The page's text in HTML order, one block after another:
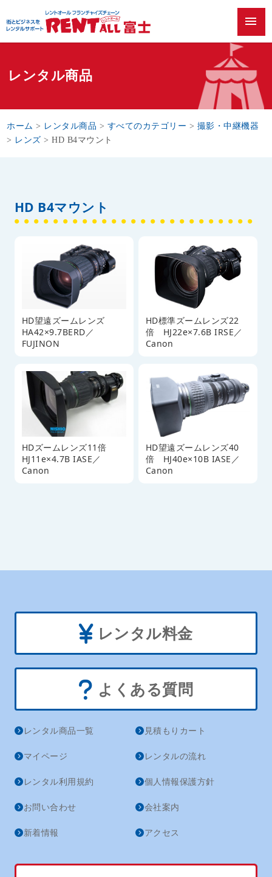
menu
レンタル商品
ホーム > レンタル商品 > すべてのカテゴリー > 撮影・中継機器
> レンズ >HD B4マウント
HD B4マウント
HD望遠ズームレンズ
HA42×9.7BERD／
FUJINON
HD標準ズームレンズ22
倍 HJ22e×7.6B IRSE／
Canon
HDズームレンズ11倍
HJ11e×4.7B IASE／
Canon
HD望遠ズームレンズ40
倍 HJ40e×10B IASE／
Canon
レンタル料金
よくある質問
レンタル商品一覧 見積もりカート
マイページ レンタルの流れ
レンタル利用規約 個人情報保護方針
お問い合わせ 会社案内
新着情報 アクセス